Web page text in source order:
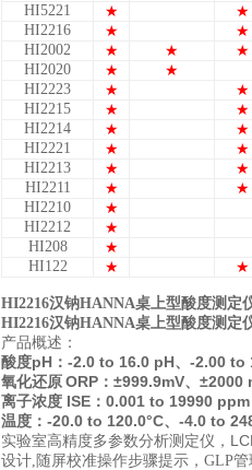
HI5221
★ ★
HI2216
★ ★
HI2002
★ ★ ★
HI2020
★ ★
HI2223
★ ★
HI2215
★ ★
HI2214
★ ★
HI2221
★ ★
HI2213
★ ★
HI2211
★ ★
HI2210
★
HI2212
★
HI208
★
HI122
★ ★
HI2216汉钠HANNA桌上型酸度测定
HI2216汉钠HANNA桌上型酸度测定
产品概述：
酸度pH：-2.0 to 16.0 pH、-2.00
氧化还原 ORP：±999.9mV、±2000
离子浓度 ISE：0.001 to 19990 ppm
温度： -20.0 to 120.0°C、-4.0 to
实验室高精度多参数分析测定仪，
设计,随屏校准操作步骤提示，GLP